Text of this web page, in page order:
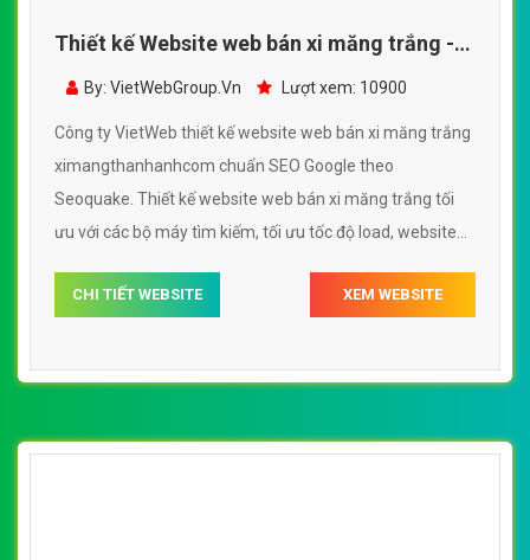
Thiết kế Website web bán xi măng trắng -
ximangthanhanhcom
By: VietWebGroup.Vn Lượt xem: 10900
Công ty VietWeb thiết kế website web bán xi măng trắng
ximangthanhanhcom chuẩn SEO Google theo
Seoquake. Thiết kế website web bán xi măng trắng tối
ưu với các bộ máy tìm kiếm, tối ưu tốc độ load, website
website web bán xi măng trắng ximangthanhanhcom
CHI TIẾT WEBSITE XEM WEBSITE